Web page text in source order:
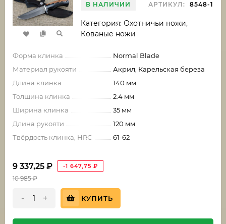
В НАЛИЧИИ АРТИКУЛ: 8548-1
Категория: Охотничьи ножи,
Кованые ножи
Форма клинка
Normal Blade
Материал рукояти
Акрил, Карельская береза
Длина клинка
140 мм
Толщина клинка
2.4 мм
Ширина клинка
35 мм
Длина рукояти
120 мм
Твёрдость клинка, HRC
61-62
9 337,25 ₽ -1 647,75 ₽
10 985₽
- + КУПИТЬ